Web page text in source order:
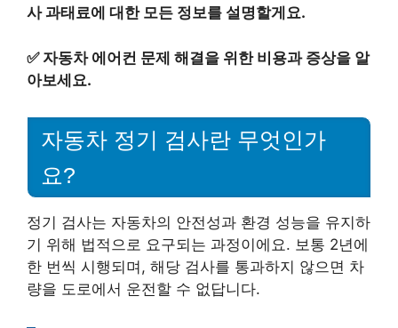
사 과태료에 대한 모든 정보를 설명할게요.
✅ 자동차 에어컨 문제 해결을 위한 비용과 증상을 알
아보세요.
자동차 정기 검사란 무엇인가
요?
정기 검사는 자동차의 안전성과 환경 성능을 유지하
기 위해 법적으로 요구되는 과정이에요. 보통 2년에
한 번씩 시행되며, 해당 검사를 통과하지 않으면 차
량을 도로에서 운전할 수 없답니다.